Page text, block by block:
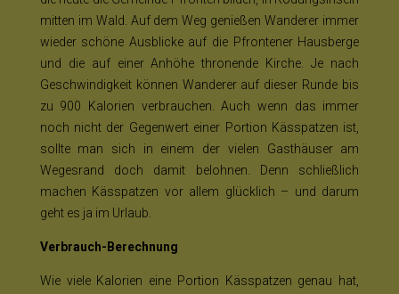
mitten im Wald. Auf dem Weg genießen Wanderer immer
wieder schöne Ausblicke auf die Pfrontener Hausberge
und die auf einer Anhöhe thronende Kirche. Je nach
Geschwindigkeit können Wanderer auf dieser Runde bis
zu 900 Kalorien verbrauchen. Auch wenn das immer
noch nicht der Gegenwert einer Portion Kässpatzen ist,
sollte man sich in einem der vielen Gasthäuser am
Wegesrand doch damit belohnen. Denn schließlich
machen Kässpatzen vor allem glücklich – und darum
geht es ja im Urlaub.
Verbrauch-Berechnung
Wie viele Kalorien eine Portion Kässpatzen genau hat,